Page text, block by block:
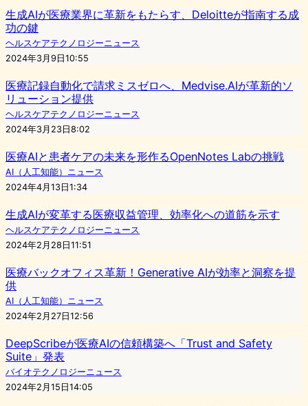
生成AIが医療業界に革新をもたらす、Deloitteが指南する成
功の鍵
ヘルスケアテクノロジーニュース
2024年3月9日10:55
医療記録自動化で請求ミスゼロへ、Medvise.AIが革新的ソ
リューション提供
ヘルスケアテクノロジーニュース
2024年3月23日8:02
医療AIと患者ケアの未来を形作るOpenNotes Labの挑戦
AI（人工知能）ニュース
2024年4月13日1:34
生成AIが変革する医療収益管理、効率化への道筋を示す
ヘルスケアテクノロジーニュース
2024年2月28日11:51
医療バックオフィス革新！Generative AIが効率と洞察を提
供
AI（人工知能）ニュース
2024年2月27日12:56
DeepScribeが医療AIの信頼構築へ「Trust and Safety
Suite」発表
バイオテクノロジーニュース
2024年2月15日14:05